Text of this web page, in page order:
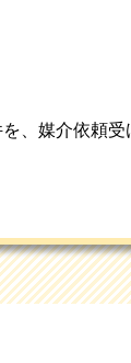
媒介依頼受